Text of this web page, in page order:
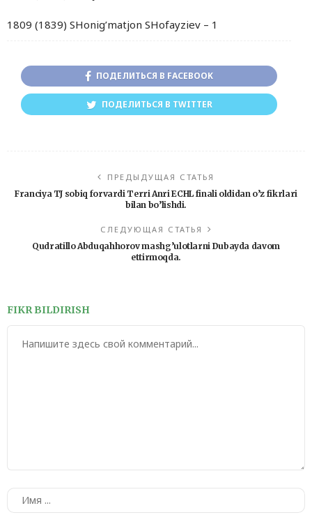
1809 (1839) SHonig’matjon SHofayziev – 1
ПОДЕЛИТЬСЯ В FACEBOOK
ПОДЕЛИТЬСЯ В TWITTER
ПРЕДЫДУЩАЯ СТАТЬЯ
Franciya TJ sobiq forvardi Terri Anri ECHL finali oldidan o’z fikrlari
bilan bo’lishdi.
СЛЕДУЮЩАЯ СТАТЬЯ
Qudratillo Abduqahhorov mashg’ulotlarni Dubayda davom
ettirmoqda.
FIKR BILDIRISH